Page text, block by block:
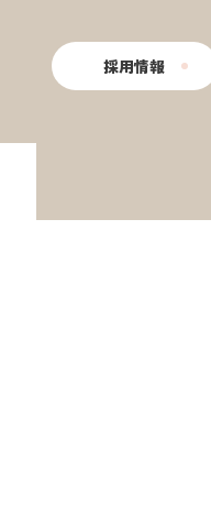
採用情報